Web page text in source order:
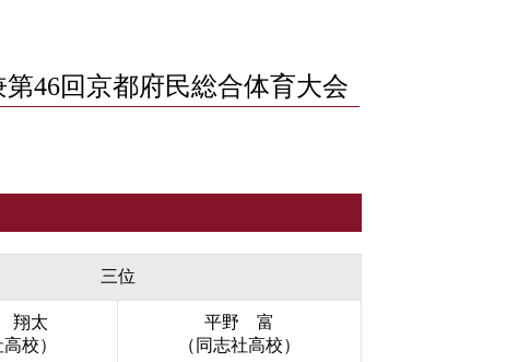
46回京都府民総合体育大会
三位
翔太
校）
平野 富
（同志社高校）